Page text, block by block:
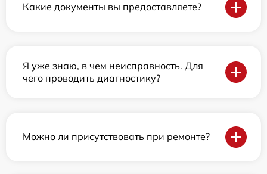
Какие документы вы предоставляете?
Я уже знаю, в чем неисправность. Для
чего проводить диагностику?
Можно ли присутствовать при ремонте?